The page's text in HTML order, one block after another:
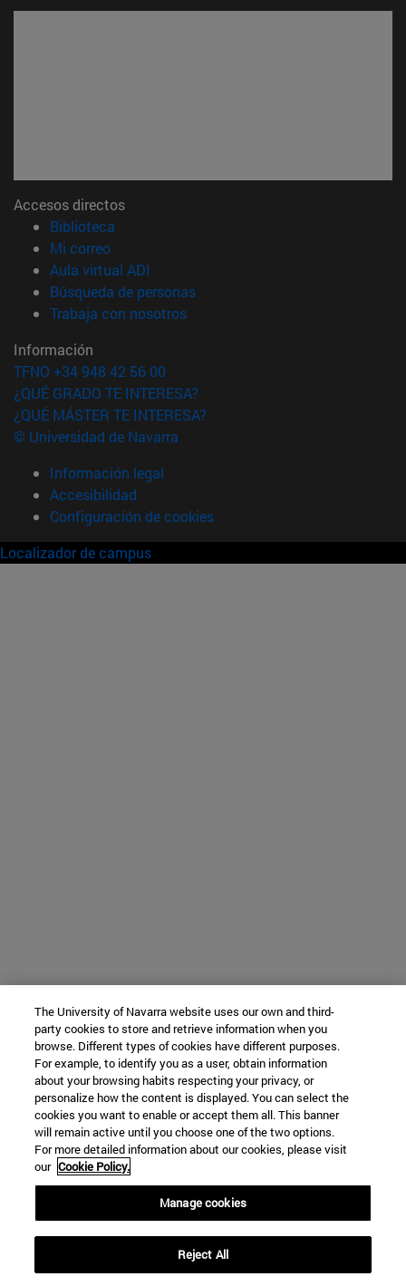
Accesos directos
Biblioteca
Mi correo(abre en nueva ventana)
Aula virtual ADI
Búsqueda de personas(abre en nueva ventana)
Trabaja con nosotros(abre en nueva ventana)
Información
TFNO +34 948 42 56 00
¿QUÉ GRADO TE INTERESA?
¿QUÉ MÁSTER TE INTERESA?
© Universidad de Navarra
Información legal
Accesibilidad
Configuración de cookies
Localizador de campus
The University of Navarra website uses our own and third-
party cookies to store and retrieve information when you
browse. Different types of cookies have different purposes.
For example, to identify you as a user, obtain information
about your browsing habits respecting your privacy, or
personalize how the content is displayed. You can select the
cookies you want to enable or accept them all. This banner
will remain active until you choose one of the two options.
For more detailed information about our cookies, please visit
our Cookie Policy.
Manage cookies
Reject All